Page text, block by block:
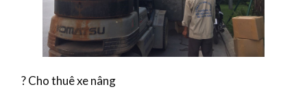
? Cho thuê xe nâng